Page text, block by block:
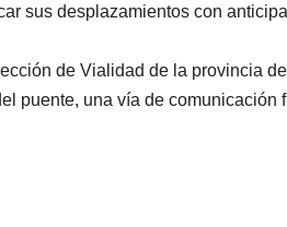
sus desplazamientos con
de Vialidad de la provincia
puente, una vía de comunicación